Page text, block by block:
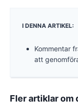
I DENNA ARTIKEL:
Kommentar
att
Fler artiklar om